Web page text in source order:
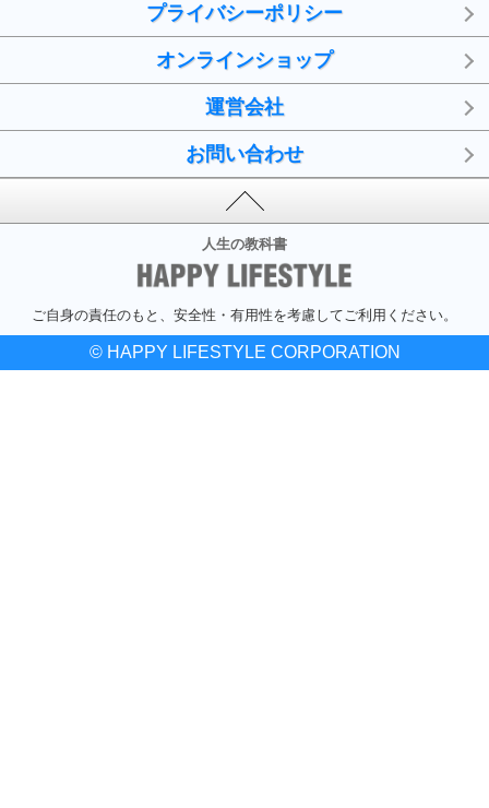
プライバシーポリシー
オンラインショップ
運営会社
お問い合わせ
人生の教科書
ご自身の責任のもと、安全性・有用性を考慮してご利用ください。
© HAPPY LIFESTYLE CORPORATION